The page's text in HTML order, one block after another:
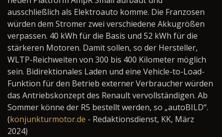
ausschließlich als Elektroauto komme. Die Franzosen
würden dem Stromer zwei verschiedene Akkugrößen
verpassen. 40 kWh für die Basis und 52 kWh für die
stärkeren Motoren. Damit sollen, so der Hersteller,
WLTP-Reichweiten von 300 bis 400 Kilometer möglich
sein. Bidirektionales Laden und eine Vehicle-to-Load-
Funktion für den Betrieb externer Verbraucher würden
das Antriebskonzept des Renault vervollständigen. Ab
Sommer könne der R5 bestellt werden, so „autoBILD“.
(konjunkturmotor.de - Redaktionsdienst, KK, März
2024)